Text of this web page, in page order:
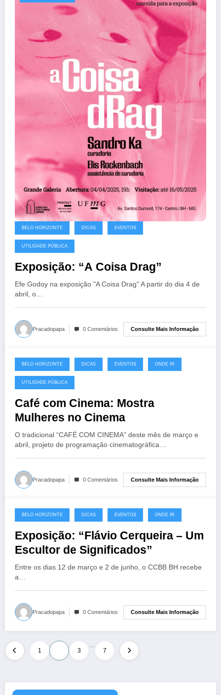
BELO HORIZONTE DICAS EVENTOS
UTILIDADE PÚBLICA
Exposição: “A Coisa Drag”
Efe Godoy na exposição "A Coisa Drag" A partir do dia 4 de
abril, o…
Pracadopapa 0 Comentários Consulte Mais Informação
28 de março de 2025
BELO HORIZONTE DICAS EVENTOS ONDE IR
UTILIDADE PÚBLICA
Café com Cinema: Mostra
Mulheres no Cinema
O tradicional “CAFÉ COM CINEMA” deste mês de março e
abril, projeto de programação cinematográfica…
Pracadopapa 0 Comentários Consulte Mais Informação
21 de março de 2025
BELO HORIZONTE DICAS EVENTOS ONDE IR
Exposição: “Flávio Cerqueira – Um
Escultor de Significados”
Entre os dias 12 de março e 2 de junho, o CCBB BH recebe
a…
Pracadopapa 0 Comentários Consulte Mais Informação
Paginação
de
posts
1 3
…
7